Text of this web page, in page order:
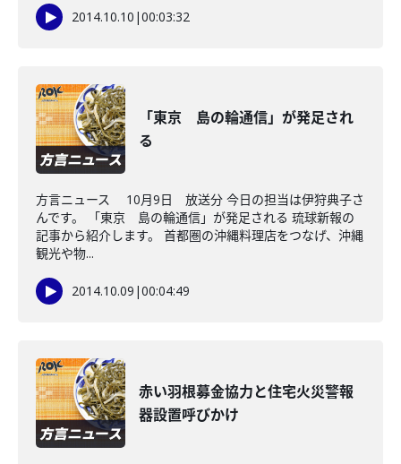
2014.10.10 |00:03:32
「東京 島の輪通信」が発足され
る
方言ニュース 10月9日 放送分 今日の担当は伊狩典子さ
んです。 「東京 島の輪通信」が発足される 琉球新報の
記事から紹介します。 首都圏の沖縄料理店をつなげ、沖縄
観光や物...
2014.10.09 |00:04:49
赤い羽根募金協力と住宅火災警報
器設置呼びかけ